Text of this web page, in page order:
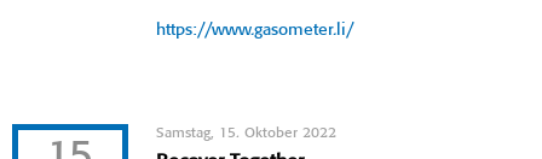
https://www.gasometer.li/
Samstag, 15. Oktober 2022